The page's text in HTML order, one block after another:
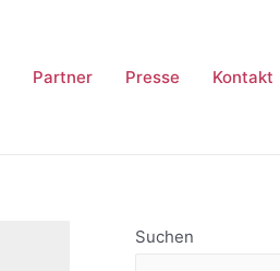
Partner Presse Kontakt
Suchen